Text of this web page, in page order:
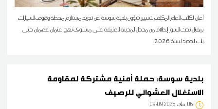
أعلن الكاتب العام المكلف بتسيير شؤون بلدية سوسة عن تجريد مستلزم محطة وقوف السيارات
بمقابل تحت السور إنطلاقا من مدخل المدينة العتيقة على مستوى نهج عثمان عصمان حتى
باب الجديد لسنة 2026
بلدية سوسة: حملة أمنية مشتركة لمقاومة
الاستغلال العشوائي للرصيف
06 09:09 2026 ماي